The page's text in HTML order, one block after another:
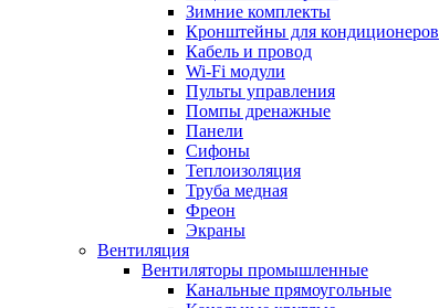
Зимние комплекты
Кронштейны для кондиционеров
Кабель и провод
Wi-Fi модули
Пульты управления
Помпы дренажные
Панели
Сифоны
Теплоизоляция
Труба медная
Фреон
Экраны
Вентиляция
Вентиляторы промышленные
Канальные прямоугольные